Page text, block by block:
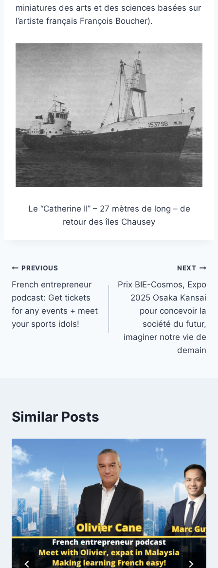
miniatures des arts et des sciences basées sur
l’artiste français François Boucher).
Le “Catherine II” – 27 mètres de long – de
retour des îles Chausey
Post
navigation
PREVIOUS
French entrepreneur
podcast: Get tickets
for any events + meet
your sports idols!
NEXT
Prix BIE-Cosmos, Expo
2025 Osaka Kansai
pour concevoir la
société du futur,
imaginer notre vie de
demain
Similar Posts